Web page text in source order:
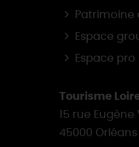
Patrimoine
Espace
Espace pro
Tourisme
15 rue
45000 Orléans